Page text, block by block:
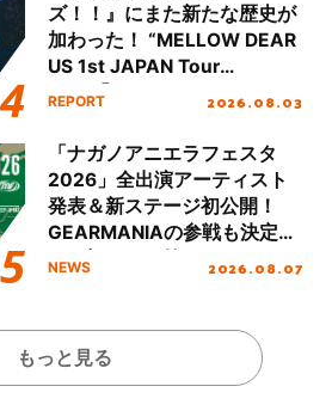
ズ！！』にまた新たな歴史が
加わった！ “MELLOW DEAR
US 1st JAPAN Tour
Final「NICE to meet YOU
ート!!
REPORT 2026.08.03
「ナガノアニエラフェスタ
2026」全出演アーティスト
発表＆新ステージ初公開！
GEARMANIAの参戦も決定
し、初となる第3ステージの
NEWS 2026.08.07
もっと見る